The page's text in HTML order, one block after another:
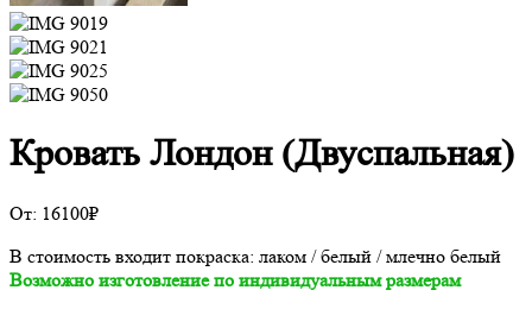
Кровать Лондон (Двуспальная)
От: 16100₽
В стоимость входит покраска: лаком / белый / млечно белый
Возможно изготовление по индивидуальным размерам